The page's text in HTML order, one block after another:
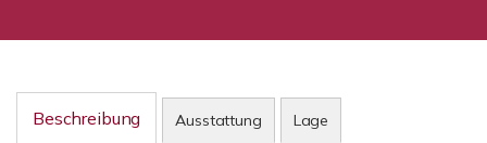
Beschreibung Ausstattung Lage